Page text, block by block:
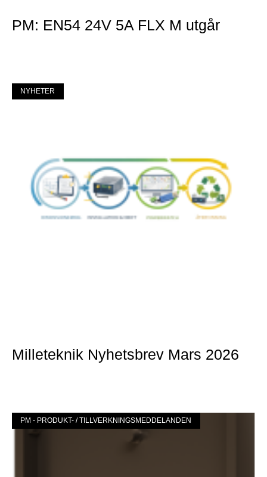
PM: EN54 24V 5A FLX M utgår
NYHETER
Milleteknik Nyhetsbrev Mars 2026
PM - PRODUKT- / TILLVERKNINGSMEDDELANDEN